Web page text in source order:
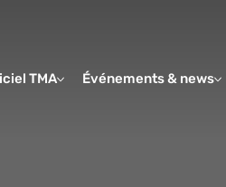
TMA Événements & news